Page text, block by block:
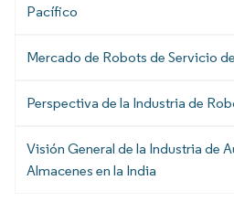
Pacífico
Mercado de Robots de Servicio
Perspectiva de la Industria de
Visión General de la Industria de
Almacenes en la India